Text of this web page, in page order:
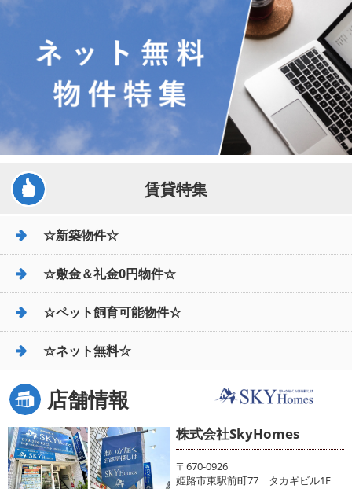
賃貸特集
☆新築物件☆
☆敷金＆礼金0円物件☆
☆ペット飼育可能物件☆
☆ネット無料☆
店舗情報
株式会社SkyHomes
〒670-0926
姫路市東駅前町77 タカギビル1F